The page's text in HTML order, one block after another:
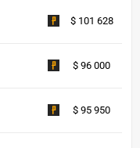
$ 101 628
$ 96 000
$ 95 950